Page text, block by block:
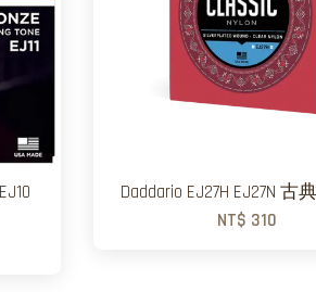
Daddario EJ27H EJ27N 古
NT$ 310